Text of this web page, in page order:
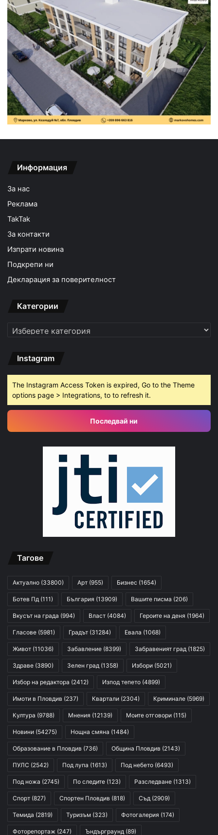
Информация
За нас
Реклама
TakTak
За контакти
Изпрати новина
Подкрепи ни
Декларация за поверителност
Категории
Категории
Instagram
The Instagram Access Token is expired, Go to the Theme
options page > Integrations, to to refresh it.
Последвай ни
Тагове
Актуално (33800) Арт (955) Бизнес (1654)
Ботев Пд (111) България (13909) Вашите писма (206)
Вкусът на града (994) Власт (4084) Героите на деня (1964)
Гласове (5981) Градът (31284) Евала (1068)
Живот (11036) Забавление (8399) Забравеният град (1825)
Здраве (3890) Зелен град (1358) Избори (5021)
Избор на редактора (2412) Изпод тепето (4899)
Имоти в Пловдив (237) Квартали (2304) Криминале (5969)
Култура (9788) Мнения (12139) Моите отговори (115)
Новини (54275) Нощна смяна (1484)
Образование в Пловдив (736) Община Пловдив (2143)
ПУЛС (2542) Под лупа (1613) Под небето (6493)
Под ножа (2745) По следите (123) Разследване (1313)
Спорт (827) Спортен Пловдив (818) Съд (2909)
Темида (2819) Туризъм (323) Фотогалерия (174)
Фоторепортаж (247) Ъндърграунд (89)